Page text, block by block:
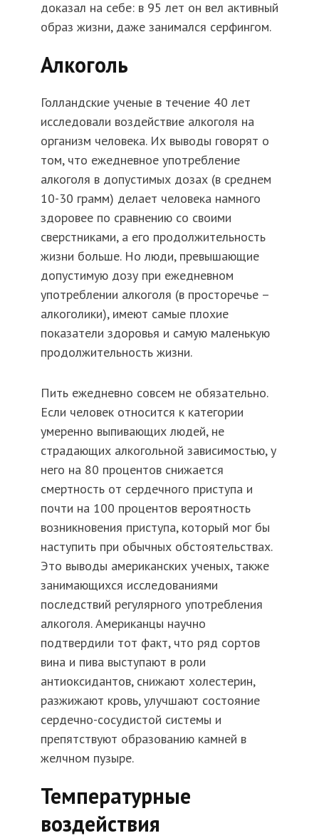
доказал на себе: в 95 лет он вел активный
образ жизни, даже занимался серфингом.
Алкоголь
Голландские ученые в течение 40 лет
исследовали воздействие алкоголя на
организм человека. Их выводы говорят о
том, что ежедневное употребление
алкоголя в допустимых дозах (в среднем
10-30 грамм) делает человека намного
здоровее по сравнению со своими
сверстниками, а его продолжительность
жизни больше. Но люди, превышающие
допустимую дозу при ежедневном
употреблении алкоголя (в просторечье –
алкоголики), имеют самые плохие
показатели здоровья и самую маленькую
продолжительность жизни.
Пить ежедневно совсем не обязательно.
Если человек относится к категории
умеренно выпивающих людей, не
страдающих алкогольной зависимостью, у
него на 80 процентов снижается
смертность от сердечного приступа и
почти на 100 процентов вероятность
возникновения приступа, который мог бы
наступить при обычных обстоятельствах.
Это выводы американских ученых, также
занимающихся исследованиями
последствий регулярного употребления
алкоголя. Американцы научно
подтвердили тот факт, что ряд сортов
вина и пива выступают в роли
антиоксидантов, снижают холестерин,
разжижают кровь, улучшают состояние
сердечно-сосудистой системы и
препятствуют образованию камней в
желчном пузыре.
Температурные
воздействия